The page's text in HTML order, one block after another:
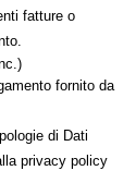
fatture o
fornito da
di Dati
privacy policy